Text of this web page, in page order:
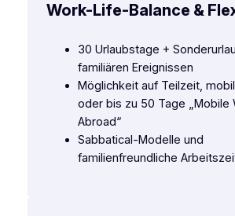
Work-Life-Balance &
30 Urlaubstage +
familiären Ereignissen
Möglichkeit auf Teilzeit,
oder bis zu 50 Tage „Mobile
Abroad“
Sabbatical-Modelle und
familienfreundliche